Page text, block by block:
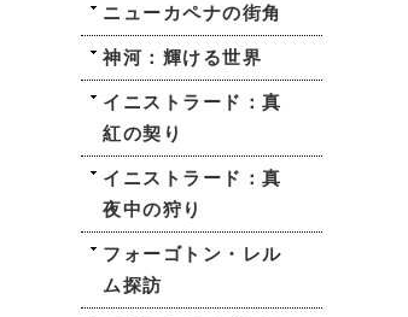
ニューカペナの街角
神河：輝ける世界
イニストラード：真
紅の契り
イニストラード：真
夜中の狩り
フォーゴトン・レル
ム探訪